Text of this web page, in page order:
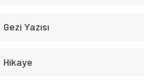
Gezi Yazısı
Hikaye